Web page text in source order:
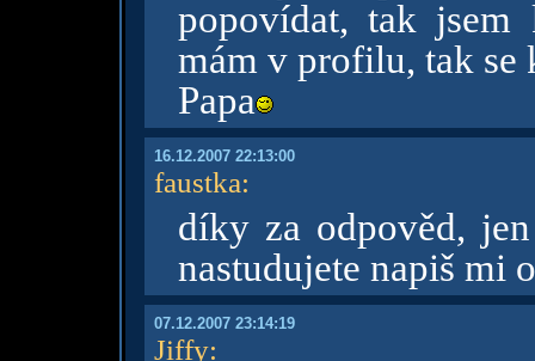
popovídat, tak
mám v profilu, tak se
Papa
16.12.2007 22:13:00
faustka:
díky za odpověd,
nastudujete napiš mi
07.12.2007 23:14:19
Jiffy: